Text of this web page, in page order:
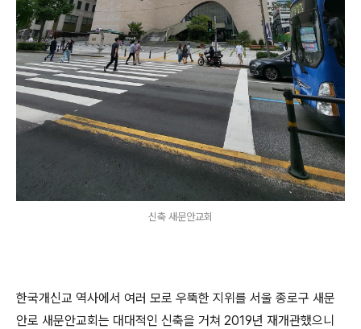
신축 새문안교회
한국개신교 역사에서 여러 모로 우뚝한 지위를 서울 종로구 새문
안로 새문안교회는 대대적인 신축을 거쳐 2019년 재개관했으니